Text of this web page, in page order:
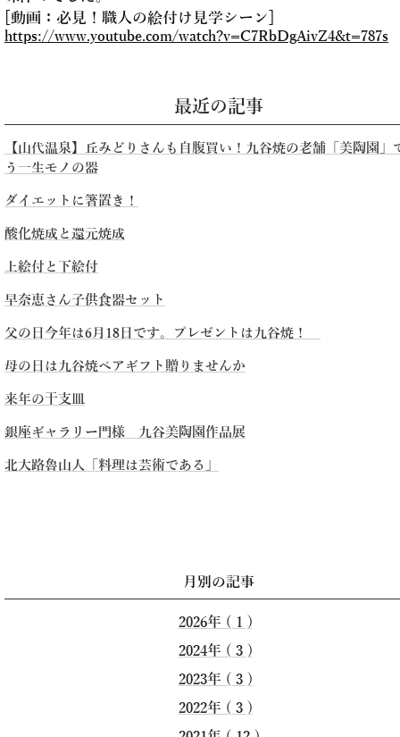
[動画：必見！職人の絵付け見学シーン]
https://www.youtube.com/watch?v=C7RbDgAivZ4&t=787s
最近の記事
【山代温泉】丘みどりさんも自腹買い！九谷焼の老舗「美陶園」
う一生モノの器
ダイエットに箸置き！
酸化焼成と還元焼成
上絵付と下絵付
早奈恵さん子供食器セット
父の日今年は6月18日です。プレゼントは九谷焼！
母の日は九谷焼ペアギフト贈りませんか
来年の干支皿
銀座ギャラリー門様 九谷美陶園作品展
北大路魯山人「料理は芸術である」
月別の記事
2026年 ( 1 )
2024年 ( 3 )
2023年 ( 3 )
2022年 ( 3 )